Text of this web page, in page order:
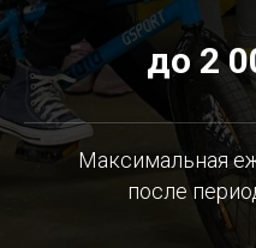
до 2
Максимальная
после